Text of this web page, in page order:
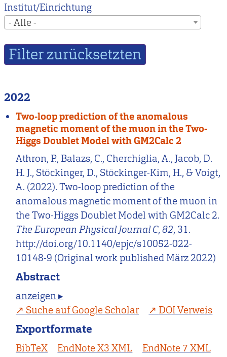
Institut/Einrichtung
- Alle -
2022
Two-loop prediction of the anomalous
magnetic moment of the muon in the Two-
Higgs Doublet Model with GM2Calc 2
Athron, P., Balazs, C., Cherchiglia, A., Jacob, D.
H. J., Stöckinger, D., Stöckinger-Kim, H., & Voigt,
A. (2022). Two-loop prediction of the
anomalous magnetic moment of the muon in
the Two-Higgs Doublet Model with GM2Calc 2.
The European Physical Journal C,82, 31.
http://doi.org/10.1140/epjc/s10052-022-
10148-9 (Original work published März 2022)
Abstract
anzeigen ▸
Suche auf Google Scholar
DOI Verweis
Exportformate
BibTeX EndNote X3 XML
EndNote 7 XML